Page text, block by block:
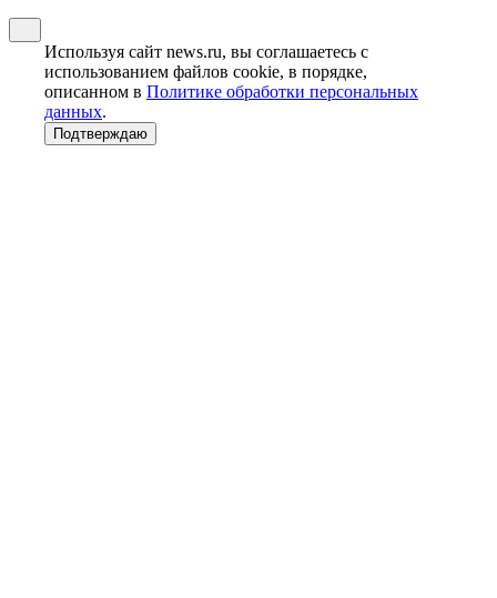
Используя сайт news.ru, вы соглашаетесь с
использованием файлов cookie, в порядке,
описанном в Политике обработки персональных
данных.
Подтверждаю